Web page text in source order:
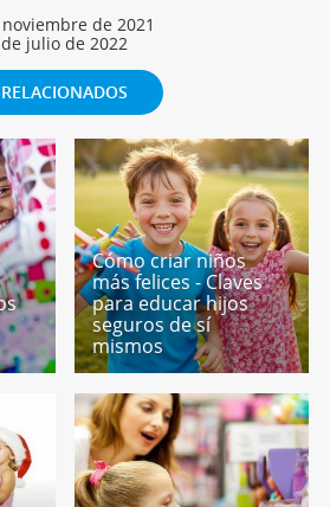
de 2021
julio de 2022
RELACIONADOS
Cómo criar niños
más felices - Claves
para educar hijos
seguros de sí
mismos